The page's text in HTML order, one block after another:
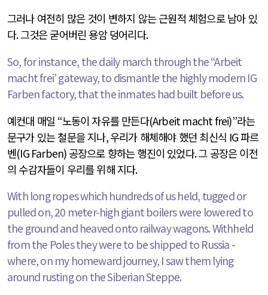
그러나 여전히 많은 것이 변하지 않는 근원적 체험으로 남아 있
다.그것은 굳어버린 용암 덩어리다.
So, for instance, the daily march through the “Arbeit
macht frei’ gateway, to dismantle the highly modern IG
Farben factory, that the inmates had built before us.
예컨대 매일 “노동이 자유를 만든다(Arbeit macht frei)”라는
문구가 있는 철문을 지나,우리가 해체해야 했던 최신식 IG파르
벤(IG Farben) 공장으로 향하는 행진이 있었다.그 공장은 이전
의 수감자들이 우리를 위해 지다.
With long ropes which hundreds of us held, tugged or
pulled on, 20 meter-high giant boilers were lowered to
the ground and heaved onto railway wagons. Withheld
from the Poles they were to be shipped to Russia -
where, on my homeward journey, I saw them lying
around rusting on the Siberian Steppe.